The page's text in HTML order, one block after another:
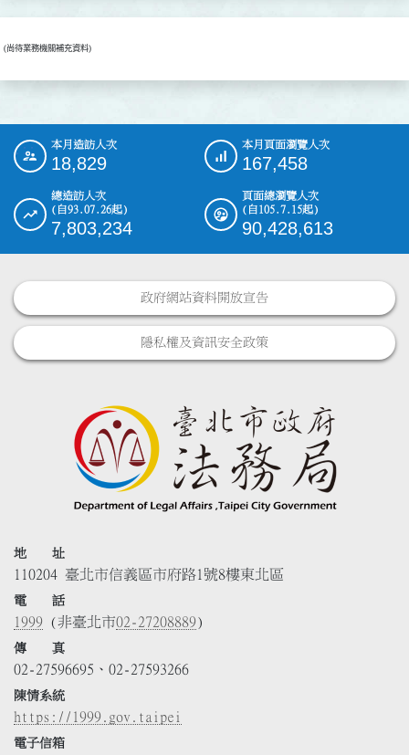
(尚待業務機關補充資料)
::: 本月造訪人次
18,829
本月頁面瀏覽人次
167,458
總造訪人次
(自93.07.26起)
7,803,234
頁面總瀏覽人次
(自105.7.15起)
90,428,613
政府網站資料開放宣告
隱私權及資訊安全政策
地 址
110204 臺北市信義區市府路1號8樓東北區
電 話
1999 (非臺北市02-27208889)
傳 真
02-27596695、02-27593266
陳情系統
https://1999.gov.taipei
電子信箱